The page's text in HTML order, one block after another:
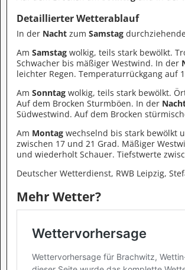
Detaillierter Wetterablauf
In der Nachtzum Samstag
Am Samstagwolkig, teils stark bewölkt.
Schwacher bis mäßiger Westwind. In der
leichter Regen. Temperaturrückgang auf
Am Sonntagwolkig, teils stark bewölkt.
Auf dem Brocken Sturmböen. In der
Südwestwind. Auf dem Brocken
Am Montagwechselnd bis stark bewölkt
zwischen 17 und 21 Grad. Mäßiger
und wiederholt Schauer. Tiefstwerte
Deutscher Wetterdienst, RWB Leipzig,
Mehr Wetter?